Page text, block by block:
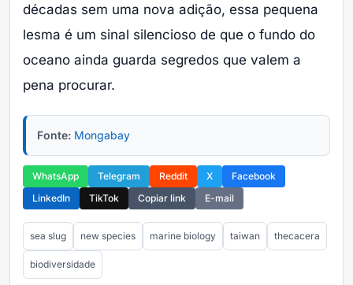
décadas sem uma nova adição, essa pequena
lesma é um sinal silencioso de que o fundo do
oceano ainda guarda segredos que valem a
pena procurar.
Fonte: Mongabay
WhatsApp Telegram Reddit X
Facebook
LinkedIn
TikTok Copiar link E-mail
sea slug new species marine biology taiwan thecacera
biodiversidade